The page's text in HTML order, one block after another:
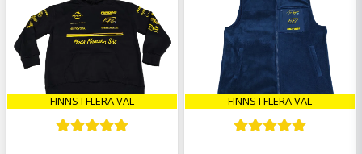
Tommy
3 päivää sitten
Toppenbra🤘
Anonym
2 viikkoa sitten
Anonym
FINNS I FLERA VAL FINNS I FLERA VAL